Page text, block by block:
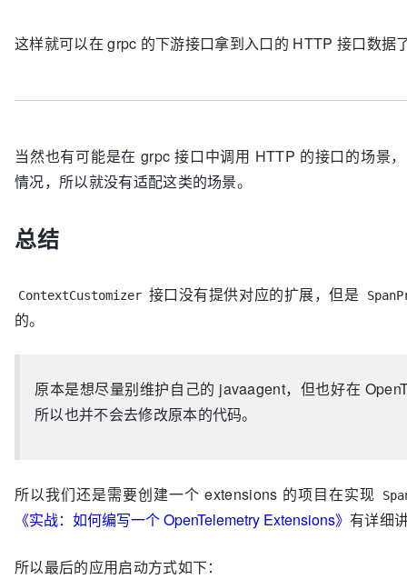
这样就可以在 grpc 的下游接口拿到入口的 HTTP 接口数据
当然也有可能是在 grpc 接口中调用 HTTP 的接口的场景
情况，所以就没有适配这类的场景。
总结
ContextCustomizer 接口没有提供对应的扩展，但是
的。
原本是想尽量别维护自己的 javaagent，但也好在
所以也并不会去修改原本的代码。
所以我们还是需要创建一个 extensions 的项目在实现
《实战：如何编写一个 OpenTelemetry Extensions》 有详细
所以最后的应用启动方式如下：